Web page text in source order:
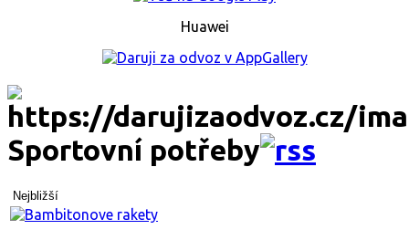
Huawei
Sportovní potřeby
Nejbližší